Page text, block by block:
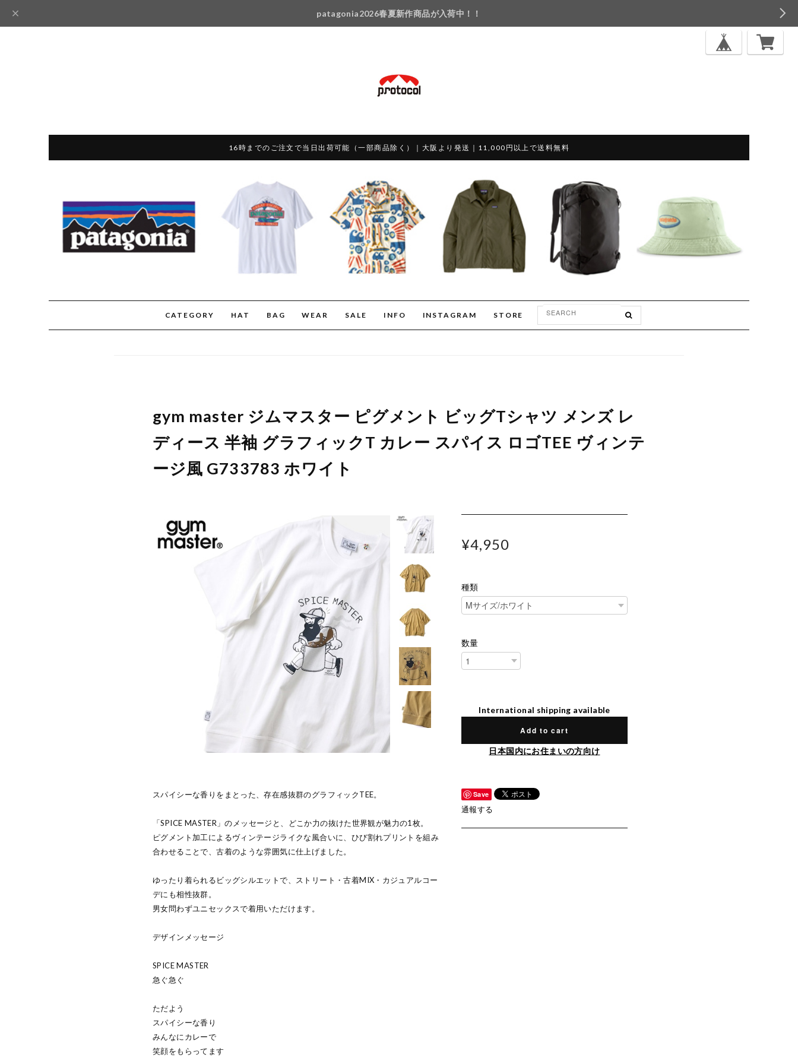
patagonia2026春夏新作商品が入荷中！！
16時までのご注文で当日出荷可能（一部商品除く）｜大阪より発送｜11,000円以上で送料無料
CATEGORY HAT BAG WEAR SALE INFO INSTAGRAM STORE
gym master ジムマスター ピグメント ビッグTシャツ メンズ レ
ディース 半袖 グラフィックT カレー スパイス ロゴTEE ヴィンテ
ージ風 G733783 ホワイト
スパイシーな香りをまとった、存在感抜群のグラフィックTEE。
「SPICE MASTER」のメッセージと、どこか力の抜けた世界観が魅力の1枚。
ピグメント加工によるヴィンテージライクな風合いに、ひび割れプリントを組み
合わせることで、古着のような雰囲気に仕上げました。
ゆったり着られるビッグシルエットで、ストリート・古着MIX・カジュアルコー
デにも相性抜群。
男女問わずユニセックスで着用いただけます。
デザインメッセージ
SPICE MASTER
急ぐ急ぐ
ただよう
スパイシーな香り
みんなにカレーで
笑顔をもらってます
¥4,950
種類
数量
International shipping available
Add to cart
日本国内にお住まいの方向け
Save
通報する